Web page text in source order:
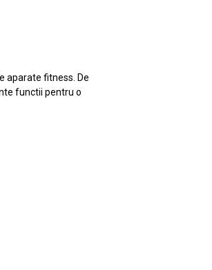
aparate fitness. De
functii pentru o